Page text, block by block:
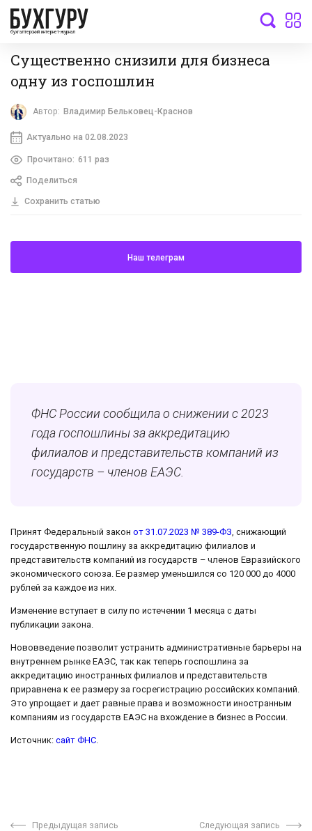
бухгалтерский интернет-журнал
Существенно снизили для бизнеса
одну из госпошлин
Автор: Владимир Бельковец-Краснов
Актуально на 02.08.2023
Прочитано: 611 раз
Поделиться
Сохранить статью
Наш телеграм
ФНС России сообщила о снижении с 2023
года госпошлины за аккредитацию
филиалов и представительств компаний из
государств – членов ЕАЭС.
Принят Федеральный закон от 31.07.2023 № 389-ФЗ, снижающий
государственную пошлину за аккредитацию филиалов и
представительств компаний из государств – членов Евразийского
экономического союза. Ее размер уменьшился со 120 000 до 4000
рублей за каждое из них.
Изменение вступает в силу по истечении 1 месяца с даты
публикации закона.
Нововведение позволит устранить административные барьеры на
внутреннем рынке ЕАЭС, так как теперь госпошлина за
аккредитацию иностранных филиалов и представительств
приравнена к ее размеру за госрегистрацию российских компаний.
Это упрощает и дает равные права и возможности иностранным
компаниям из государств ЕАЭС на вхождение в бизнес в России.
Источник: сайт ФНС
Предыдущая запись Следующая запись